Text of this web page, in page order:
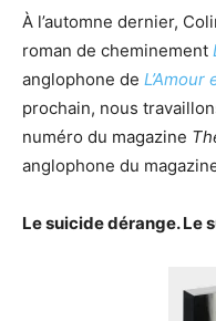
À l’automne dernier,
roman de cheminement
anglophone de
prochain, nous
numéro du magazine
anglophone du
Le suicide dérange. Le